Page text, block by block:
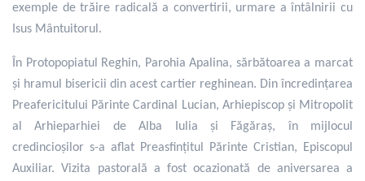
exemple de trăire radicală a convertirii, urmare a întâlnirii cu
Isus Mântuitorul.
În Protopopiatul Reghin, Parohia Apalina, sărbătoarea a marcat
și hramul bisericii din acest cartier reghinean. Din încredințarea
Preafericitului Părinte Cardinal Lucian, Arhiepiscop și Mitropolit
al Arhieparhiei de Alba Iulia și Făgăraș, în mijlocul
credincioșilor s-a aflat Preasfințitul Părinte Cristian, Episcopul
Auxiliar. Vizita pastorală a fost ocazionată de aniversarea a